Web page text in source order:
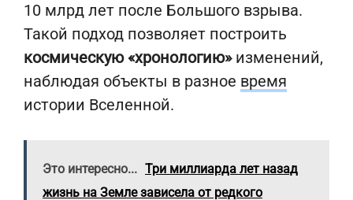
10 млрд лет после Большого взрыва.
Такой подход позволяет построить
космическую «хронологию»изменений,
наблюдая объекты в разное время
истории Вселенной.
Это интересно... Три миллиарда лет назад
жизнь на Земле зависела от редкого